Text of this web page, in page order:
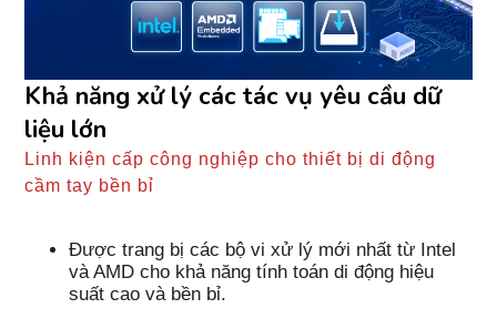
Khả năng xử lý các tác vụ yêu cầu dữ
liệu lớn
Linh kiện cấp công nghiệp cho thiết bị di động
cầm tay bền bỉ
Được trang bị các bộ vi xử lý mới nhất từ Intel
và AMD cho khả năng tính toán di động hiệu
suất cao và bền bỉ.